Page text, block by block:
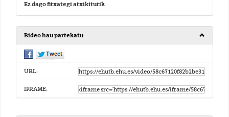
Ez dago fitxategi atxikiturik
Bideo hau partekatu
URL:
IFRAME: